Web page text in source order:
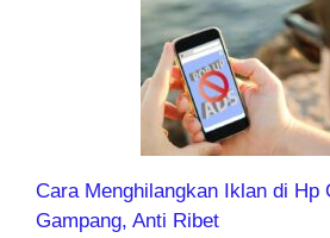
Cara Menghilangkan Iklan di Hp
Gampang, Anti Ribet